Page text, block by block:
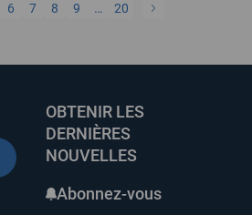
6 7 8 9 … 20
OBTENIR LES
DERNIÈRES
NOUVELLES
Abonnez-vous